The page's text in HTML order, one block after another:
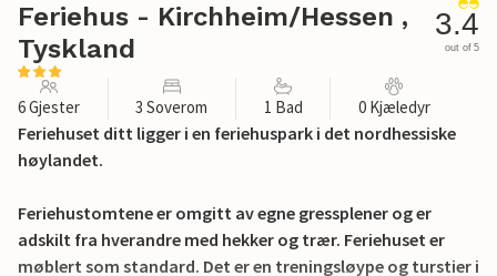
Feriehus - Kirchheim/Hessen ,
Tyskland
3.4
out of 5
6 Gjester 3 Soverom 1 Bad 0 Kjæledyr
Feriehuset ditt ligger i en feriehuspark i det nordhessiske
høylandet.
Feriehustomtene er omgitt av egne gressplener og er
adskilt fra hverandre med hekker og trær. Feriehuset er
møblert som standard. Det er en treningsløype og turstier i